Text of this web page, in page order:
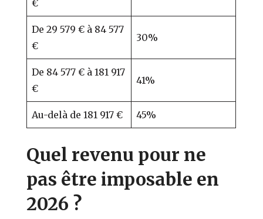
€
De 29 579 € à 84 577
€
30%
De 84 577 € à 181 917
€
41%
Au-delà de 181 917 € 45%
Quel revenu pour ne
pas être imposable en
2026 ?